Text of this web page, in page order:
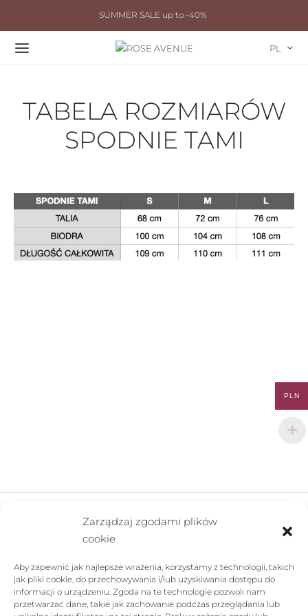
Zarządzaj zgodami plików
cookie
Aby zapewnić jak najlepsze wrażenia, korzystamy z technologii, takich
jak pliki cookie, do przechowywania i/lub uzyskiwania dostępu do
informacji o urządzeniu. Zgoda na te technologie pozwoli nam
przetwarzać dane, takie jak zachowanie podczas przeglądania lub
SUMMER SALE up to -40%
PL
TABELA ROZMIARÓW
SPODNIE TAMI
POMOC
SKLEP
PLN